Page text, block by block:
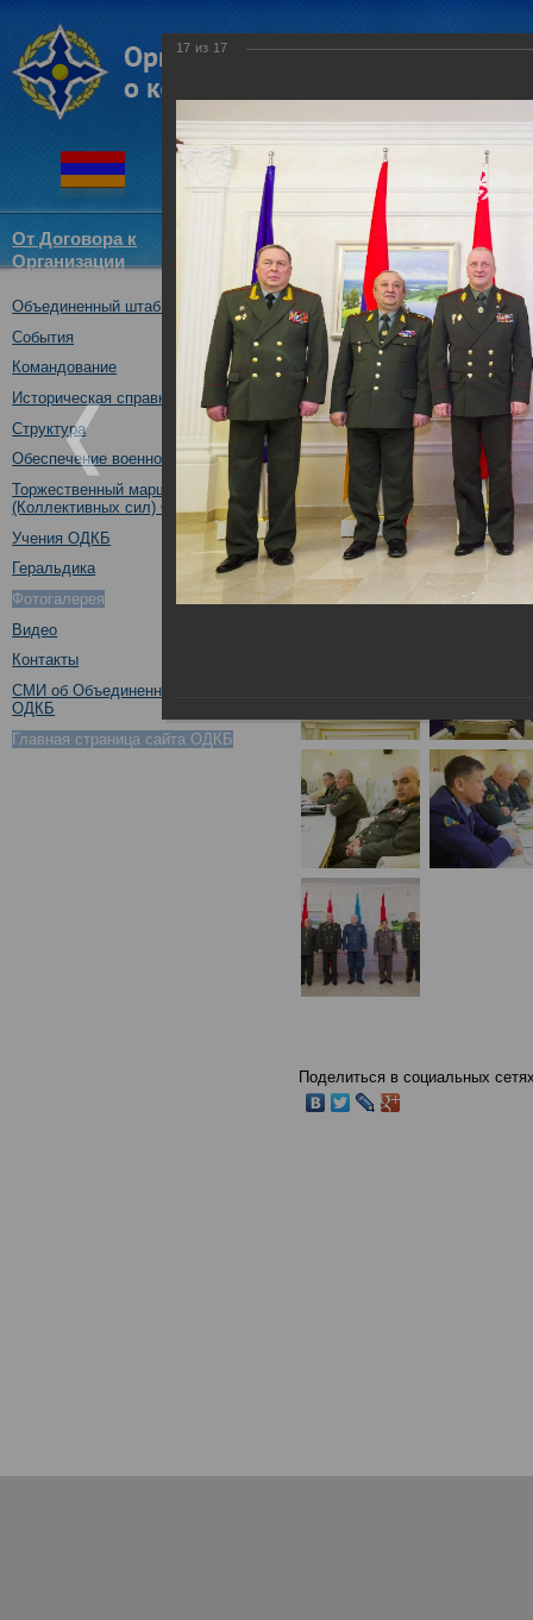
От Договора к
Организации
Структура
ОДКБ
Новости
Объединенный штаб ОДКБ
События
Командование
Историческая справка
Структура
Обеспечение военной безопасности
Торжественный марш Войск
(Коллективных сил) ОДКБ
Учения ОДКБ
Геральдика
Фотогалерея
Видео
Контакты
СМИ об Объединенном штабе
ОДКБ
Главная страница сайта ОДКБ
X заседание Военного
19.04.2017
Поделиться в социальных
17 из 17